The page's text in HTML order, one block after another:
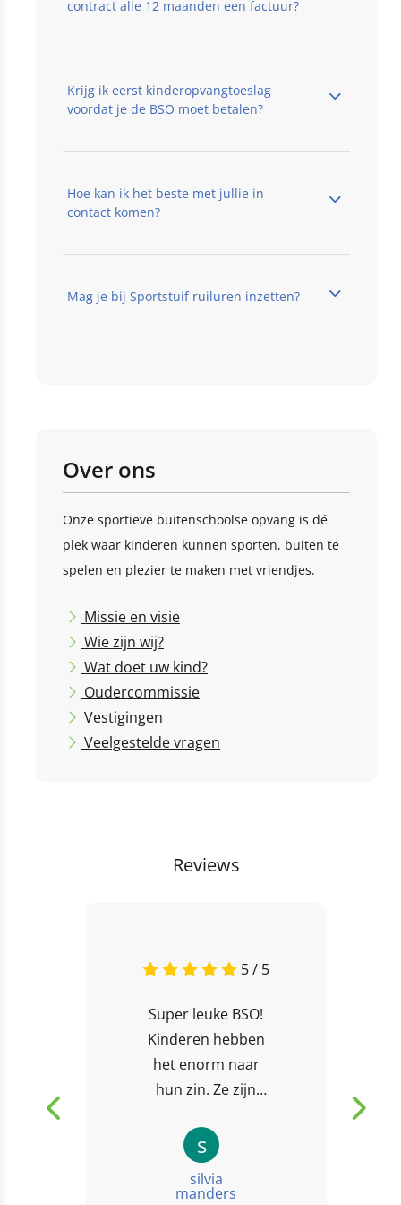
contract alle 12 maanden een factuur?
Krijg ik eerst kinderopvangtoeslag
voordat je de BSO moet betalen?
Hoe kan ik het beste met jullie in
contact komen?
Mag je bij Sportstuif ruiluren inzetten?
Over ons
Onze sportieve buitenschoolse opvang is dé
plek waar kinderen kunnen sporten, buiten te
spelen en plezier te maken met vriendjes.
Missie en visie
Wie zijn wij?
Wat doet uw kind?
Oudercommissie
Vestigingen
Veelgestelde vragen
Reviews
5 / 5
Super leuke BSO!
Kinderen hebben
het enorm naar
hun zin. Ze zijn
Fijne, betrouwbare
plek. Genoeg
zeggend dat de
s
silvia
manders